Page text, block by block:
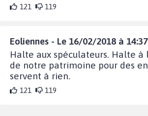
121 119
Eoliennes - Le 16/02/2018 à
Halte aux spéculateurs. Halte
de notre patrimoine pour des
servent à rien.
121 119